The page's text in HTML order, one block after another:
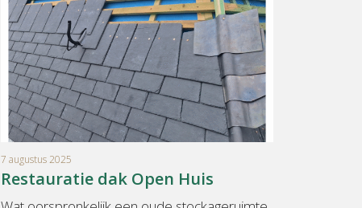
7 augustus 2025
Restauratie dak Open Huis